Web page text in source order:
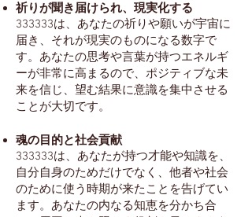
祈りが聞き届けられ、現実化する
333333は、あなたの祈りや願いが宇宙に
届き、それが現実のものになる数字で
す。あなたの思考や言葉が持つエネルギ
ーが非常に高まるので、ポジティブな未
来を信じ、望む結果に意識を集中させる
ことが大切です。
魂の目的と社会貢献
333333は、あなたが持つ才能や知識を、
自分自身のためだけでなく、他者や社会
のために使う時期が来たことを告げてい
ます。あなたの内なる知恵を分かち合